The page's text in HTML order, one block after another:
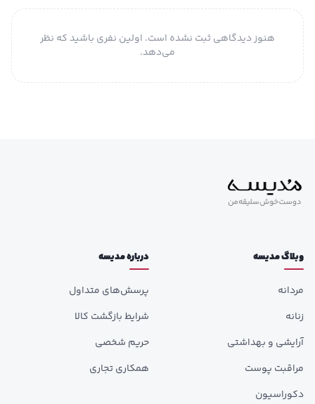
هنوز دیدگاهی ثبت نشده است. اولین نفری باشید که نظر
می‌دهد.
وبلاگ مدیسه
مردانه
زنانه
آرایشی و بهداشتی
مراقبت پوست
دکوراسیون
درباره مدیسه
پرسش‌های متداول
شرایط بازگشت کالا
حریم شخصی
همکاری تجاری